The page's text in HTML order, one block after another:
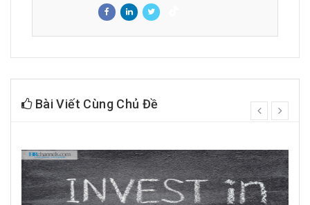
Bài Viết Cùng Chủ Đề
prev